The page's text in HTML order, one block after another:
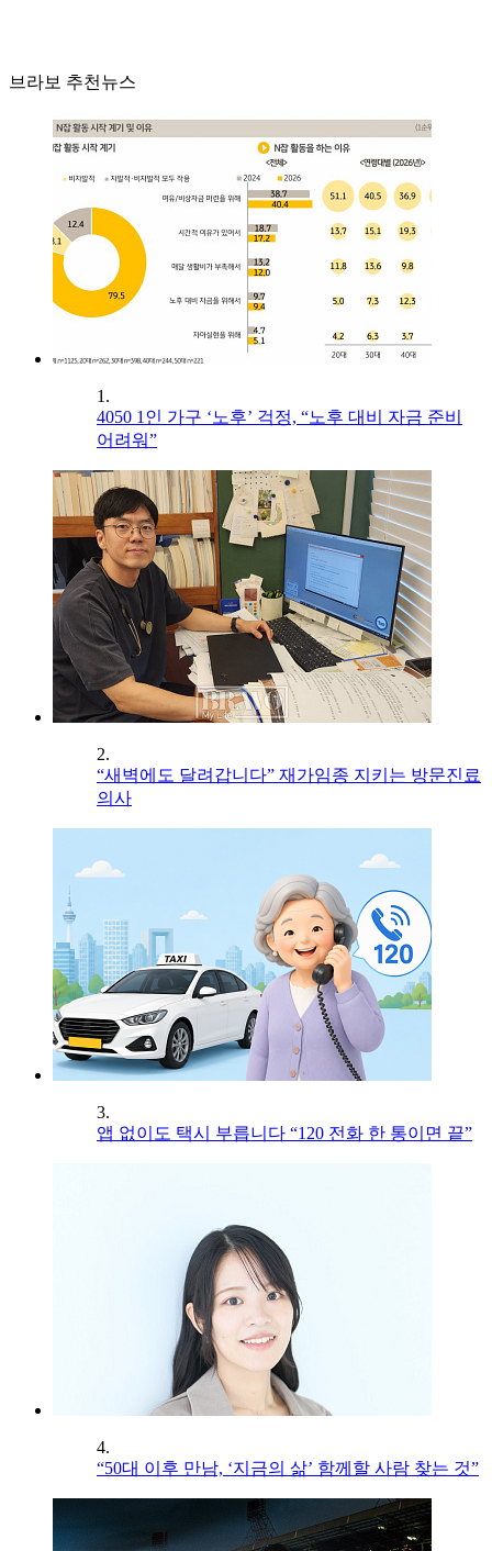
브라보 추천뉴스
1.
4050 1인 가구 ‘노후’ 걱정, “노후 대비 자금 준비
어려워”
2.
“새벽에도 달려갑니다” 재가임종 지키는 방문진료
의사
3.
앱 없이도 택시 부릅니다 “120 전화 한 통이면 끝”
4.
“50대 이후 만남, ‘지금의 삶’ 함께할 사람 찾는 것”